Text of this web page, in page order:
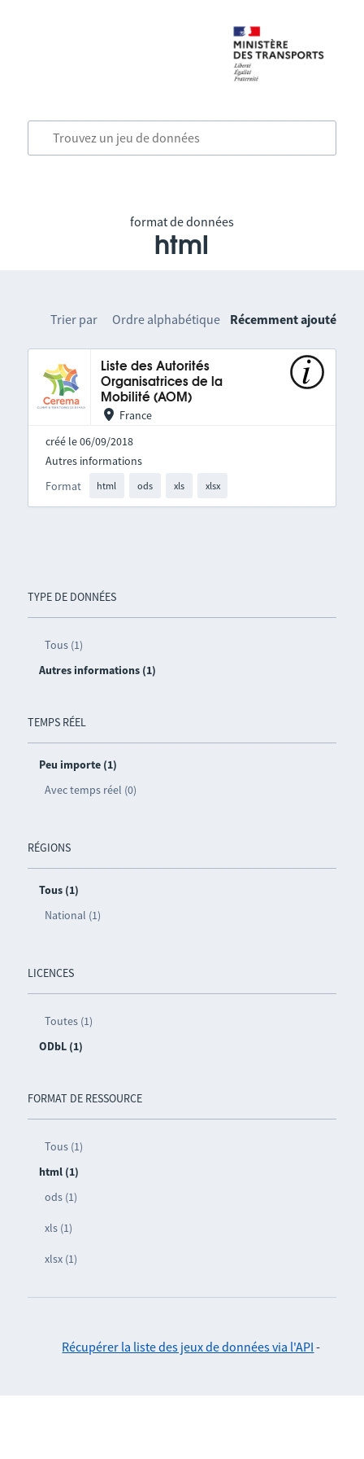
format de données
html
TYPE DE DONNÉES
Tous (1)
Autres informations (1)
TEMPS RÉEL
Peu importe (1)
Avec temps réel (0)
RÉGIONS
Tous (1)
National (1)
LICENCES
Toutes (1)
ODbL (1)
FORMAT DE RESSOURCE
Tous (1)
html (1)
ods (1)
xls (1)
xlsx (1)
Trier par Ordre alphabétique Récemment ajouté
Liste des Autorités
Organisatrices de la
Mobilité (AOM)
France
créé le 06/09/2018
Format html ods xls xlsx
Autres informations
Récupérer la liste des jeux de données via l'API -